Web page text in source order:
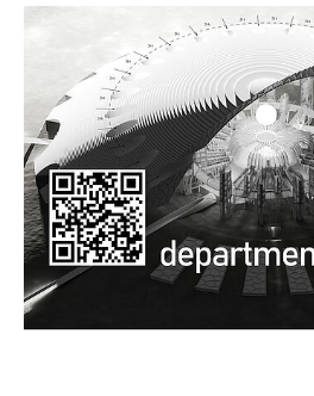
Alumni | cloud club
Dokumente und Downloads